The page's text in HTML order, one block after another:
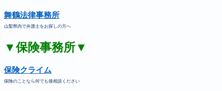
舞鶴法律事務所
山梨県内で弁護士をお探しの方へ
▼保険事務所▼
保険クライム
保険のことなら何でも後相談ください